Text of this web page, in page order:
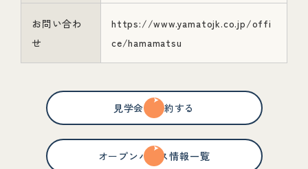
お問い合わ
せ
https://www.yamatojk.co.jp/offi
ce/hamamatsu
見学会を予約する
オープンハウス情報一覧